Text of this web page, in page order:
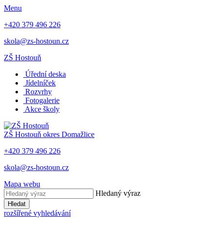
Menu
+420 379 496 226
skola@zs-hostoun.cz
ZŠ Hostouň
Úřední deska
Jídelníček
Rozvrhy
Fotogalerie
Akce školy
ZŠ Hostouň okres Domažlice
+420 379 496 226
skola@zs-hostoun.cz
Mapa webu
Hledaný výraz
Hledat
rozšířené vyhledávání